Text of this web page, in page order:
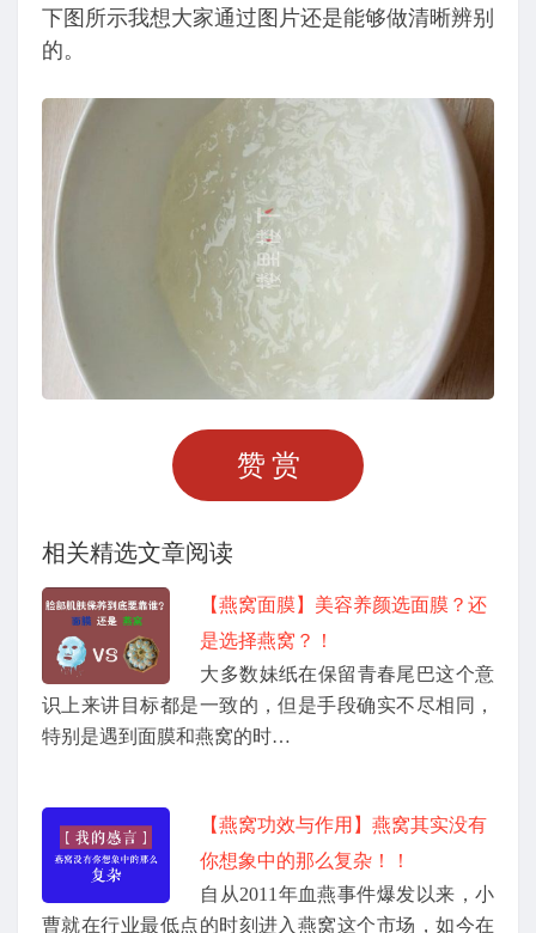
下图所示我想大家通过图片还是能够做清晰辨别
的。
赞赏
相关精选文章阅读
【燕窝面膜】美容养颜选面膜？还
是选择燕窝？！
大多数妹纸在保留青春尾巴这个意
识上来讲目标都是一致的，但是手段确实不尽相同，
特别是遇到面膜和燕窝的时…
【燕窝功效与作用】燕窝其实没有
你想象中的那么复杂！！
自从2011年血燕事件爆发以来，小
曹就在行业最低点的时刻进入燕窝这个市场，如今在